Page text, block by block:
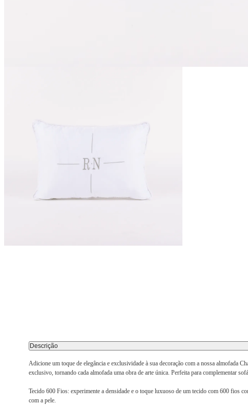
Descrição
Adicione um toque de elegância e exclusividade à sua decoração com a nossa almofada
exclusivo, tornando cada almofada uma obra de arte única. Perfeita para complementar
Tecido 600 Fios: experimente a densidade e o toque luxuoso de um tecido com 600 fios
com a pele.